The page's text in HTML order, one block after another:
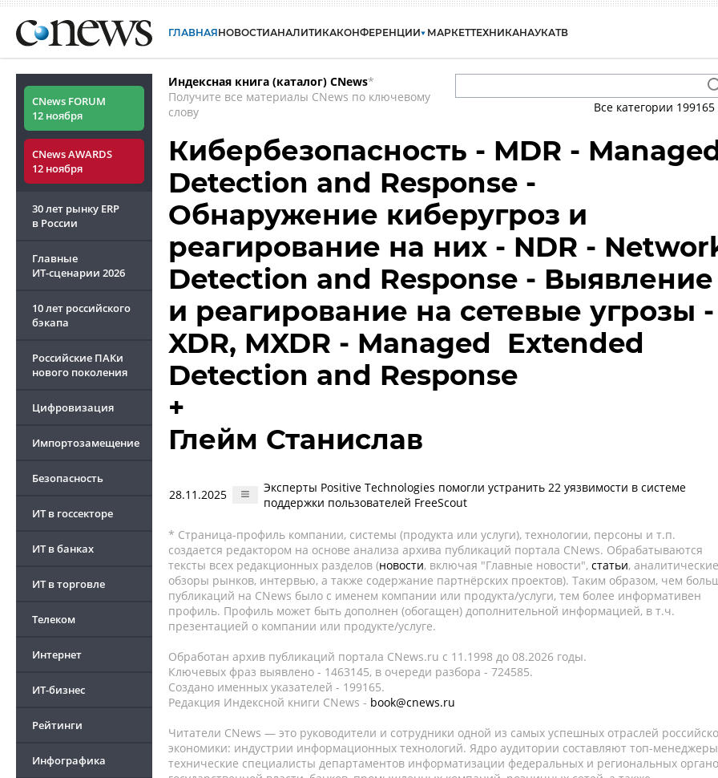
ГЛАВНАЯНОВОСТИАНАЛИТИКАКОНФЕРЕНЦИИ МАРКЕТТЕХНИКАНАУКАТВ
CNews FORUM
12 ноября
CNews AWARDS
12 ноября
30 лет рынку ERP
в России
Главные
ИТ-сценарии 2026
10 лет российского
бэкапа
Российские ПАКи
нового поколения
Цифровизация
Импортозамещение
Безопасность
ИТ в госсекторе
ИТ в банках
ИТ в торговле
Телеком
Интернет
ИТ-бизнес
Рейтинги
Инфографика
Индексная книга (каталог) CNews*
Получите все материалы CNews по ключевому
слову
Все категории 199165
Кибербезопасность - MDR -
Detection and Response -
Обнаружение киберугроз и
реагирование на них - NDR -
Detection and Response - Выявление
и реагирование на сетевые угрозы -
XDR, MXDR - Managed Extended
Detection and Response
+
Глейм Станислав
28.11.2025
Эксперты Positive Technologies помогли устранить 22 уязвимости в системе
поддержки пользователей FreeScout
* Страница-профиль компании, системы (продукта или услуги), технологии, персоны и т.п.
создается редактором на основе анализа архива публикаций портала CNews. Обрабатываются
тексты всех редакционных разделов (новости, включая "Главные новости", статьи, аналитические
обзоры рынков, интервью, а также содержание партнёрских проектов). Таким образом, чем
публикаций на CNews было с именем компании или продукта/услуги, тем более информативен
профиль. Профиль может быть дополнен (обогащен) дополнительной информацией, в т.ч.
презентацией о компании или продукте/услуге.
Обработан архив публикаций портала CNews.ru c 11.1998 до 08.2026 годы.
Ключевых фраз выявлено - 1463145, в очереди разбора - 724585.
Создано именных указателей - 199165.
Редакция Индексной книги CNews - book@cnews.ru
Читатели CNews — это руководители и сотрудники одной из самых успешных отраслей
экономики: индустрии информационных технологий. Ядро аудитории составляют топ-
технические специалисты департаментов информатизации федеральных и региональных